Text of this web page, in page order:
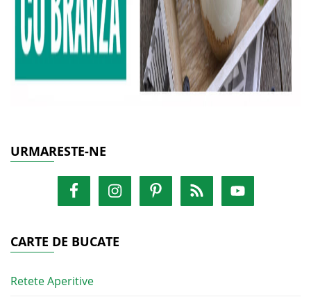
URMARESTE-NE
CARTE DE BUCATE
Retete Aperitive